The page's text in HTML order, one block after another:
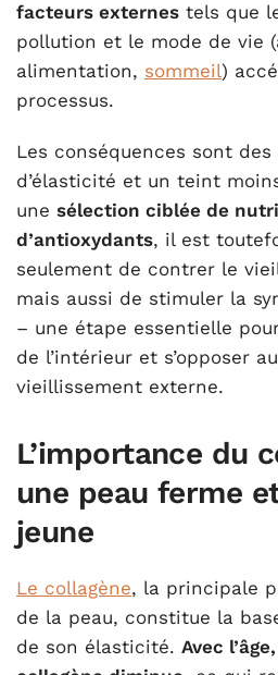
facteurs externes tels que
pollution et le mode de vie
alimentation, sommeil)
processus.
Les conséquences sont
d’élasticité et un teint
unesélection ciblée de
d’antioxydants, il est
seulement de contrer le
mais aussi de stimuler la
– une étape essentielle
de l’intérieur et s’opposer
vieillissement externe.
L’importance du
une peau ferme
jeune
Le collagène, la principale
de la peau, constitue la
de son élasticité.Avec